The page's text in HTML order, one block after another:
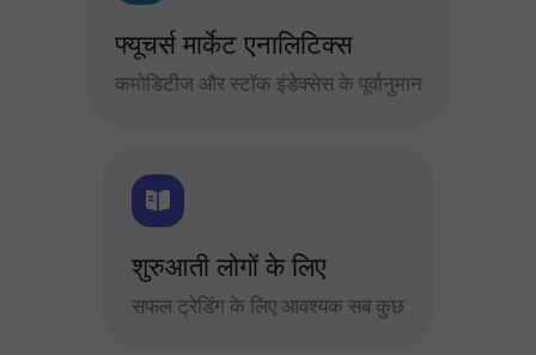
फ्यूचर्स मार्केट एनालिटिक्स
कमोडिटीज और स्टॉक इंडेक्सेस के पूर्वानुमान
शुरुआती लोगों के लिए
सफल ट्रेडिंग के लिए आवश्यक सब कुछ